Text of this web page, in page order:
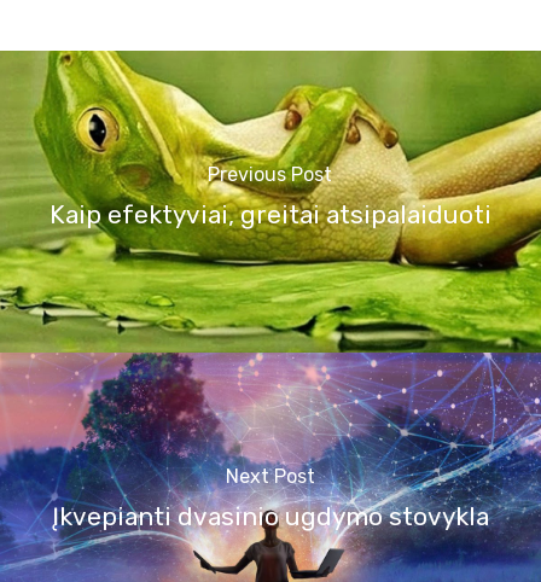
Previous Post
Kaip efektyviai, greitai atsipalaiduoti
Next Post
Įkvepianti dvasinio ugdymo stovykla